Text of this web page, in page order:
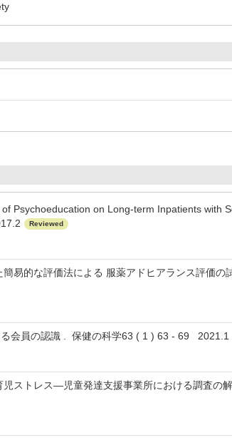
Psychoeducation on Long-term Inpatients with
Reviewed
易的な評価法による 服薬アドヒアランス評価の
会員の認識 . 保健の科学63 ( 1 ) 63 - 69 2021.1
ストレス―児童発達支援事業所における調査